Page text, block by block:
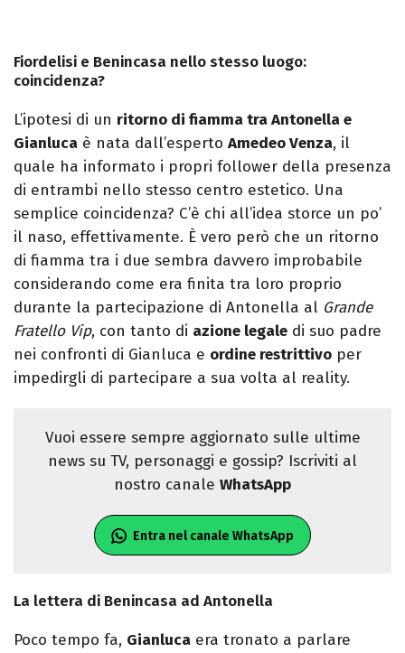
Fiordelisi e Benincasa nello stesso luogo:
coincidenza?
L’ipotesi di un ritorno di fiamma tra Antonella e
Gianluca è nata dall’esperto Amedeo Venza, il
quale ha informato i propri follower della presenza
di entrambi nello stesso centro estetico. Una
semplice coincidenza? C’è chi all’idea storce un po’
il naso, effettivamente. È vero però che un ritorno
di fiamma tra i due sembra davvero improbabile
considerando come era finita tra loro proprio
durante la partecipazione di Antonella al Grande
Fratello Vip, con tanto di azione legale di suo padre
nei confronti di Gianluca e ordine restrittivo per
impedirgli di partecipare a sua volta al reality.
Vuoi essere sempre aggiornato sulle ultime
news su TV, personaggi e gossip? Iscriviti al
nostro canale WhatsApp
Entra nel canale WhatsApp
La lettera di Benincasa ad Antonella
Poco tempo fa, Gianluca era tronato a parlare